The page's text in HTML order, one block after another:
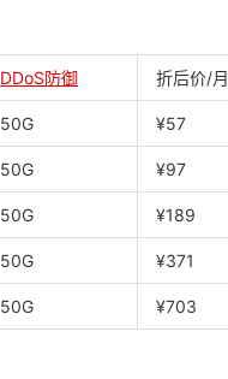
DDoS防御 折后价/月
50G ¥57
50G ¥97
50G ¥189
50G ¥371
50G ¥703